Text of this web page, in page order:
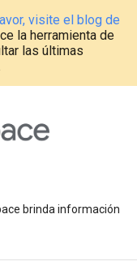
visite el blog de
la herramienta de
las últimas
brinda información